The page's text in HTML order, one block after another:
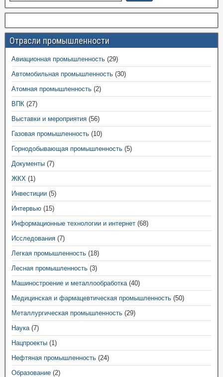
Отрасли промышленности
Авиационная промышленность (29)
Автомобильная промышленность (30)
Атомная промышленность (2)
ВПК (27)
Выставки и мероприятия (56)
Газовая промышленность (10)
Горнодобывающая промышленность (5)
Документы (7)
ЖКХ (1)
Инвестиции (5)
Интервью (15)
Информационные технологии и интернет (68)
Исследования (7)
Легкая промышленность (18)
Лесная промышленность (3)
Машиностроение и металлообработка(40)
Медицинская и фармацевтическая промышленность (50)
Металлургическая промышленность (29)
Наука(7)
Нацпроекты (1)
Нефтяная промышленность (24)
Образование (2)